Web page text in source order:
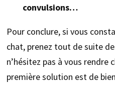
convulsions…
Pour conclure, si vous
chat, prenez tout de suite
n’hésitez pas à vous rendre
première solution est de